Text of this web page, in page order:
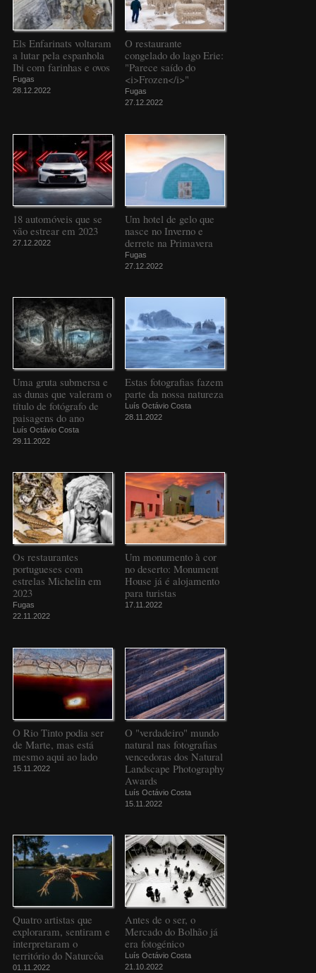
Els Enfarinats voltaram
a lutar pela espanhola
Ibi com farinhas e ovos
Fugas
28.12.2022
O restaurante
congelado do lago Erie:
"Parece saído do
<i>Frozen</i>"
Fugas
27.12.2022
18 automóveis que se
vão estrear em 2023
27.12.2022
Um hotel de gelo que
nasce no Inverno e
derrete na Primavera
Fugas
27.12.2022
Uma gruta submersa e
as dunas que valeram o
título de fotógrafo de
paisagens do ano
Luís Octávio Costa
29.11.2022
Estas fotografias fazem
parte da nossa natureza
Luís Octávio Costa
28.11.2022
Os restaurantes
portugueses com
estrelas Michelin em
2023
Fugas
22.11.2022
Um monumento à cor
no deserto: Monument
House já é alojamento
para turistas
17.11.2022
O Rio Tinto podia ser
de Marte, mas está
mesmo aqui ao lado
15.11.2022
O "verdadeiro" mundo
natural nas fotografias
vencedoras dos Natural
Landscape Photography
Awards
Luís Octávio Costa
15.11.2022
Quatro artistas que
exploraram, sentiram e
interpretaram o
território do Naturcôa
01.11.2022
Antes de o ser, o
Mercado do Bolhão já
era fotogénico
Luís Octávio Costa
21.10.2022